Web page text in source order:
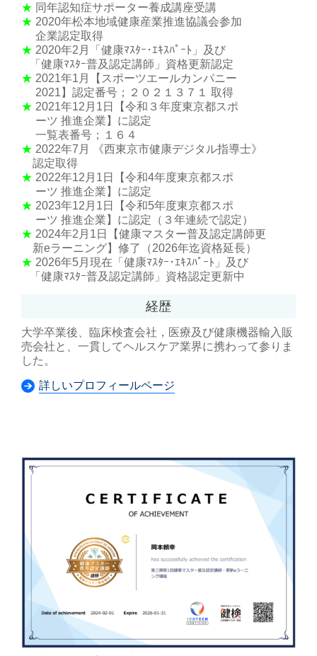
★ 同年認知症サポーター養成講座受講
★ 2020年松本地域健康産業推進協議会参加
企業認定取得
★ 2020年2月「健康ﾏｽﾀｰ･ｴｷｽﾊﾟｰﾄ」及び
「健康ﾏｽﾀｰ普及認定講師」資格更新認定
★ 2021年1月【スポーツエールカンパニー
2021】認定番号；２０２１３７１ 取得
★ 2021年12月1日【令和３年度東京都スポ
ーツ 推進企業】に認定
一覧表番号；１６４
★ 2022年7月 《西東京市健康デジタル指導士》
認定取得
★ 2022年12月1日【令和4年度東京都スポ
ーツ 推進企業】に認定
★ 2023年12月1日【令和5年度東京都スポ
ーツ 推進企業】に認定（３年連続で認定）
★ 2024年2月1日【健康マスター普及認定講師更
新eラーニング】修了（2026年迄資格延長）
★ 2026年5月現在「健康ﾏｽﾀｰ･ｴｷｽﾊﾟｰﾄ」及び
「健康ﾏｽﾀｰ普及認定講師」資格認定更新中
経歴
大学卒業後、臨床検査会社，医療及び健康機器輸入販
売会社と、一貫してヘルスケア業界に携わって参りま
した。
詳しいプロフィールページ